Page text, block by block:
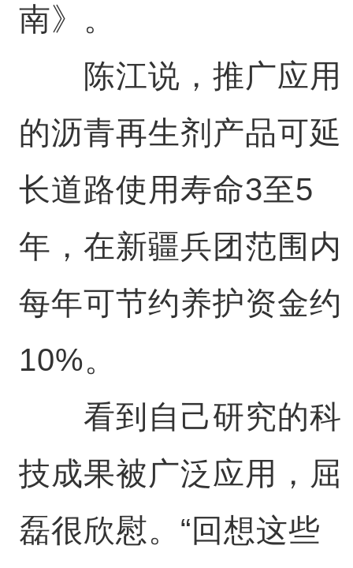
南》。
陈江说，推广应用
的沥青再生剂产品可延
长道路使用寿命3至5
年，在新疆兵团范围内
每年可节约养护资金约
10%。
看到自己研究的科
技成果被广泛应用，屈
磊很欣慰。“回想这些